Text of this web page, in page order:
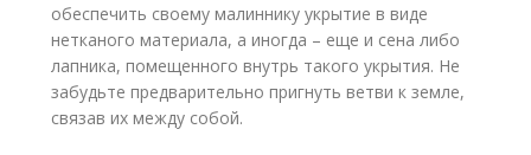
обеспечить своему малиннику укрытие в виде
нетканого материала, а иногда – еще и сена либо
лапника, помещенного внутрь такого укрытия. Не
забудьте предварительно пригнуть ветви к земле,
связав их между собой.